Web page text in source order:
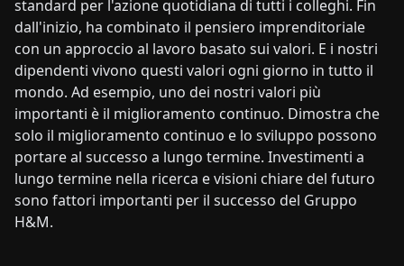
standard per l'azione quotidiana di tutti i colleghi. Fin
dall'inizio, ha combinato il pensiero imprenditoriale
con un approccio al lavoro basato sui valori. E i nostri
dipendenti vivono questi valori ogni giorno in tutto il
mondo. Ad esempio, uno dei nostri valori più
importanti è il miglioramento continuo. Dimostra che
solo il miglioramento continuo e lo sviluppo possono
portare al successo a lungo termine. Investimenti a
lungo termine nella ricerca e visioni chiare del futuro
sono fattori importanti per il successo del Gruppo
H&M.